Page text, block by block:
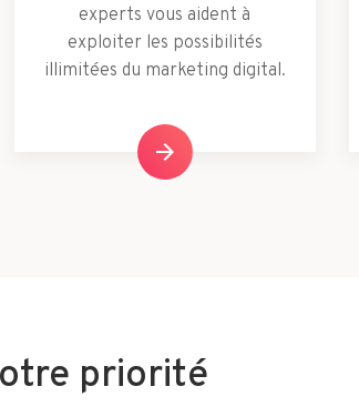
experts vous aident à
exploiter les possibilités
illimitées du marketing digital.
arrow_forward
priorité